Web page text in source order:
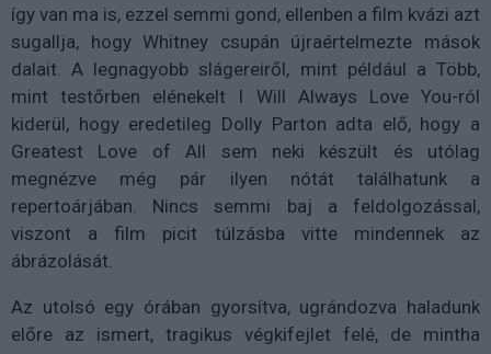
így van ma is, ezzel semmi gond, ellenben a film kvázi azt
sugallja, hogy Whitney csupán újraértelmezte mások
dalait. A legnagyobb slágereiről, mint például a Több,
mint testőrben elénekelt I Will Always Love You-ról
kiderül, hogy eredetileg Dolly Parton adta elő, hogy a
Greatest Love of All sem neki készült és utólag
megnézve még pár ilyen nótát találhatunk a
repertoárjában. Nincs semmi baj a feldolgozással,
viszont a film picit túlzásba vitte mindennek az
ábrázolását.
Az utolsó egy órában gyorsítva, ugrándozva haladunk
előre az ismert, tragikus végkifejlet felé, de mintha